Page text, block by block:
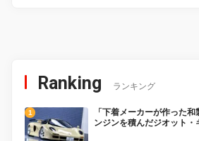
Ranking ランキング
「下着メーカーが作った
ンジンを積んだジオット